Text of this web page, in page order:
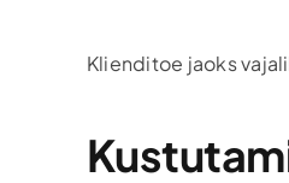
Klienditoe jaoks